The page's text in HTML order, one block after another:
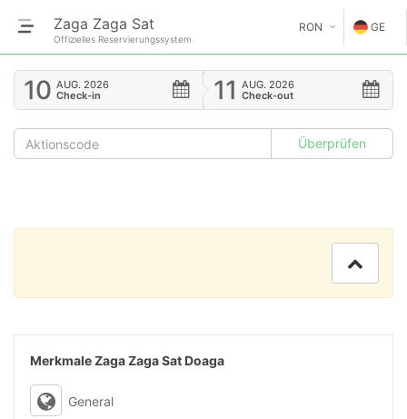
Zaga Zaga Sat
Offizielles Reservierungssystem
RON
€
$
£
GE
EN
GE
GR
RO
10 AUG. 2026
Check-in
11 AUG. 2026
Check-out
Merkmale Zaga Zaga Sat Doaga
General